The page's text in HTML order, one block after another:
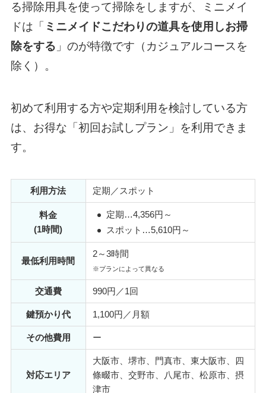
る掃除用具を使って掃除をしますが、ミニメイ
ドは「 ミニメイドこだわりの道具を使用しお掃
除をする 」のが特徴です（カジュアルコースを
除く）。
初めて利用する方や定期利用を検討している方
は、お得な「初回お試しプラン」を利用できま
す。
利用方法 定期／スポット
料金
(1時間)
定期…4,356円～
スポット…5,610円～
最低利用時間
2～3時間
※プランによって異なる
交通費 990円／1回
鍵預かり代 1,100円／月額
その他費用 ー
対応エリア
大阪市、堺市、門真市、東大阪市、四
條畷市、交野市、八尾市、松原市、摂
津市